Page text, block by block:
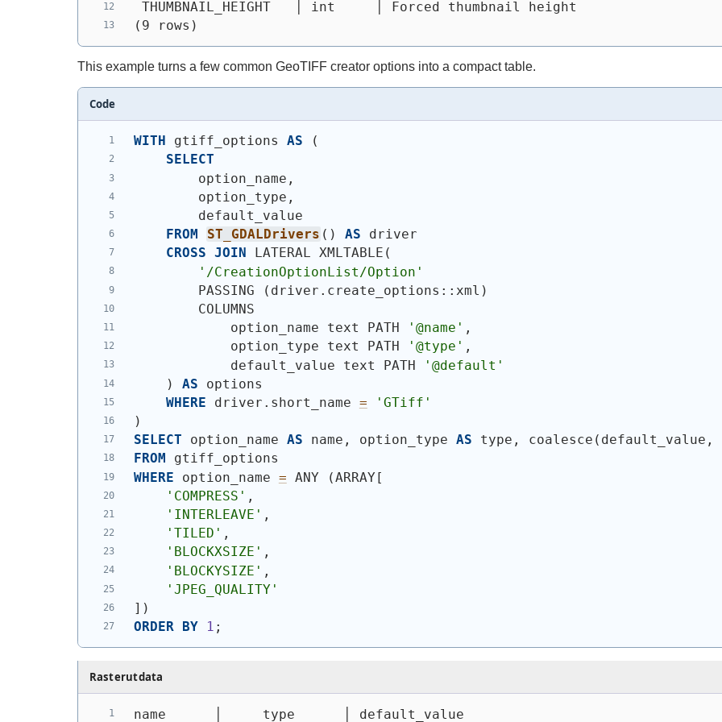
THUMBNAIL_HEIGHT   │ int     │ Forced thumbnail height
(9 rows)
This example turns a few common GeoTIFF creator options into a compact table.
Code
WITH gtiff_options AS
(
SELECT
        option_name,
        option_type,
        default_value
FROM
ST_GDALDrivers ( ) AS driver
CROSS JOIN LATERAL XMLTABLE (
'/CreationOptionList/Option'
        PASSING
( driver.create_options::xml )
        COLUMNS
            option_name text PATH
'@name' ,
            option_type text PATH
'@type' ,
            default_value text PATH
'@default'
)
AS options
WHERE driver.short_name =
'GTiff'
)
SELECT option_name AS name, option_type AS type, coalesce ( default_value,
FROM
gtiff_options
WHERE option_name = ANY (ARRAY[
'COMPRESS' ,
'INTERLEAVE' ,
'TILED' ,
'BLOCKXSIZE' ,
'BLOCKYSIZE' ,
'JPEG_QUALITY'
] )
ORDER
BY 1 ;
Rasterutdata
name      │     type      │ default_value